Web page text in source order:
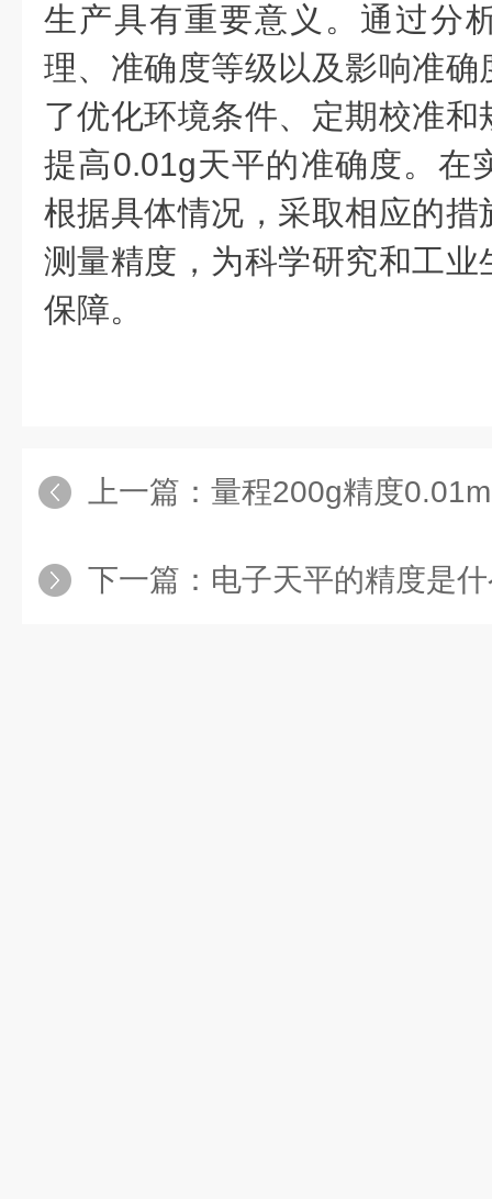
生产具有重要意义。通过分
理、准确度等级以及影响准
了优化环境条件、定期校准
提高0.01g天平的准确度。在
根据具体情况，采取相应的
测量精度，为科学研究和工
保障。
上一篇： 量程200g精度0.01mg电子天平
下一篇： 电子天平的精度是